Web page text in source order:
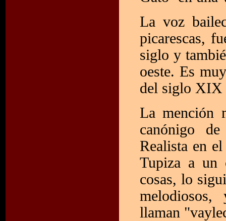
La voz
picarescas,
siglo y
oeste. Es
del siglo XIX
La mención
canónigo
Realista en
Tupiza a un
cosas, lo
llaman